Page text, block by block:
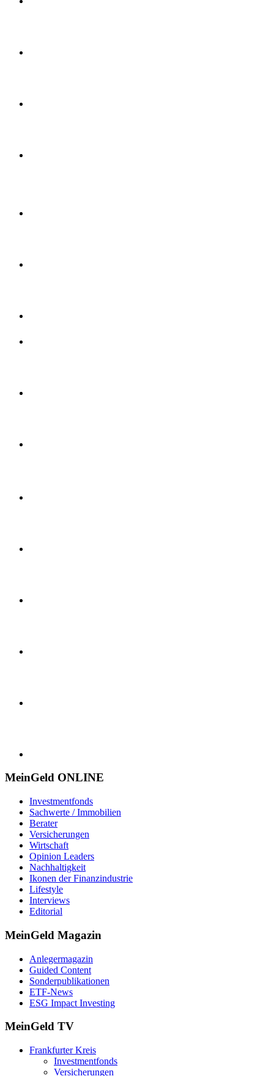
MeinGeld ONLINE
Investmentfonds
Sachwerte / Immobilien
Berater
Versicherungen
Wirtschaft
Opinion Leaders
Nachhaltigkeit
Ikonen der Finanzindustrie
Lifestyle
Interviews
Editorial
MeinGeld Magazin
Anlegermagazin
Guided Content
Sonderpublikationen
ETF-News
ESG Impact Investing
MeinGeld TV
Frankfurter Kreis
Investmentfonds
Versicherungen